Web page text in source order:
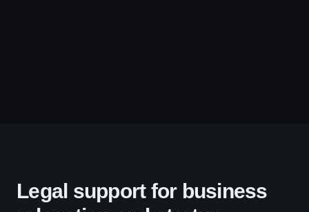
Legal support for business